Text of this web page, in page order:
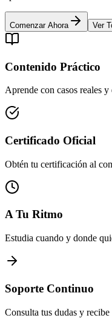
Comenzar Ahora Ver
Contenido Práctico
Aprende con casos reales
Certificado Oficial
Obtén tu certificación al
A Tu Ritmo
Estudia cuando y donde
Soporte Continuo
Consulta tus dudas y